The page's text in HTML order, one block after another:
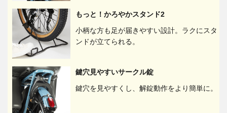
もっと！かろやかスタンド2
小柄な方も足が届きやすい設計。ラクにスタ
ンドが立てられる。
鍵穴見やすいサークル錠
鍵穴を見やすくし、解錠動作をより簡単に。